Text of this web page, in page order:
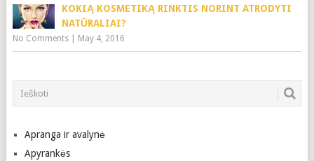
KOKIĄ KOSMETIKĄ RINKTIS NORINT ATRODYTI
NATŪRALIAI?
No Comments| May 4, 2016
Apranga ir avalynė
Apyrankės